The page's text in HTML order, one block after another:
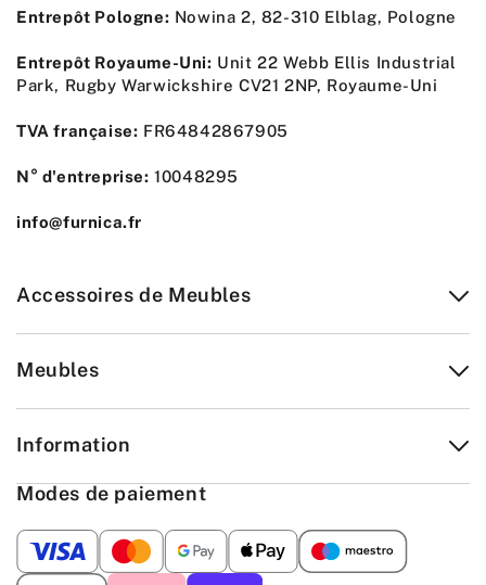
Entrepôt Pologne: Nowina 2, 82-310 Elblag, Pologne
Entrepôt Royaume-Uni: Unit 22 Webb Ellis Industrial
Park, Rugby Warwickshire CV21 2NP, Royaume-Uni
TVA française: FR64842867905
N° d'entreprise: 10048295
info@furnica.fr
Accessoires de Meubles
Meubles
Information
Modes de paiement